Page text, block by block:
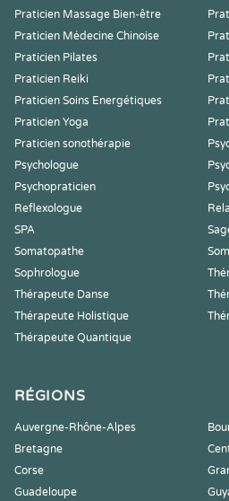
Praticien Massage Bien-être
Praticien Médecine Chinoise
Praticien Pilates
Praticien Reiki
Praticien Soins Energétiques
Praticien Yoga
Praticien sonothérapie
Psychologue
Psychopraticien
Reflexologue
SPA
Somatopathe
Sophrologue
Thérapeute Danse
Thérapeute Holistique
Thérapeute Quantique
RÉGIONS
Auvergne-Rhône-Alpes
Bretagne
Corse
Guadeloupe